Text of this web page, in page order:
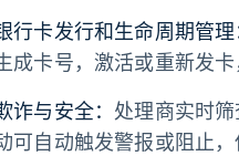
行卡发行和生命周期管理
成卡号，激活或重新发
诈与安全： 处理商实时
可自动触发警报或阻止，